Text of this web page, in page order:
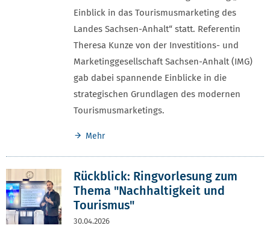
Einblick in das Tourismusmarketing des
Landes Sachsen-Anhalt“ statt. Referentin
Theresa Kunze von der Investitions- und
Marketinggesellschaft Sachsen-Anhalt (IMG)
gab dabei spannende Einblicke in die
strategischen Grundlagen des modernen
Tourismusmarketings.
Mehr
Rückblick: Ringvorlesung zum
Thema "Nachhaltigkeit und
Tourismus"
30.04.2026